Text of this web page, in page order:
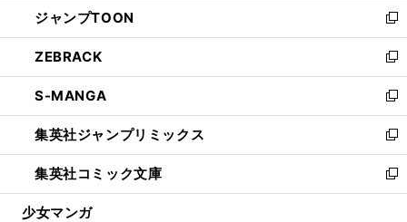
く
で
開
く
ド
ウ
で
開
く
ィ
ン
ド
ウ
で
開
く
い
ウ
ィ
ン
ド
ウ
で
開
く
ジャンプTOON
新
し
い
ウ
ィ
ン
ド
ウ
で
開
ZEBRACK
新
し
い
ウ
ィ
ン
ド
ウ
S-MANGA
新
し
い
ウ
ィ
ン
集英社ジャンプリミックス
新
し
い
ウ
集英社コミック文庫
新
し
少女マンガ